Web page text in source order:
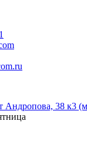
Андропова, 38 к3